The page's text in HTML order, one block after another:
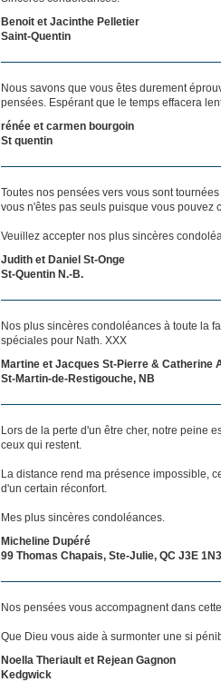
Benoit et Jacinthe Pelletier
Saint-Quentin
Nous savons que vous êtes durement
pensées. Espérant que le temps effacera
rénée et carmen bourgoin
St quentin
Toutes nos pensées vers vous sont
vous n'êtes pas seuls puisque vous pouvez
Veuillez accepter nos plus sincères
Judith et Daniel St-Onge
St-Quentin N.-B.
Nos plus sincères condoléances à toute la
spéciales pour Nath. XXX
Martine et Jacques St-Pierre & Catherine
St-Martin-de-Restigouche, NB
Lors de la perte d'un être cher, notre peine
ceux qui restent.
La distance rend ma présence impossible,
d'un certain réconfort.
Mes plus sincères condoléances.
Micheline Dupéré
99 Thomas Chapais, Ste-Julie, QC J3E 1N3
Nos pensées vous accompagnent dans
Que Dieu vous aide à surmonter une si
Noella Theriault et Rejean Gagnon
Kedgwick